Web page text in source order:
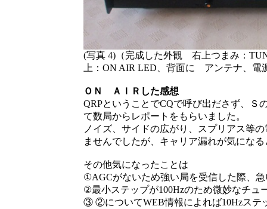
(写真 4)（完成した外観 右上つまみ：
上：ON AIR LED、背面に アンテナ、
ＯＮ ＡＩＲした感想
QRPということでCQで呼び出ださず、
て数局からレポートをもらいました。
ノイズ、サイドの広がり、スプリアス等
ませんでしたが、キャリア漏れが気にな
その他気になったことは
①AGCがないため強い局を受信した際、
②最小ステップが100Hzのため微妙なチュ
③ ②についてWEB情報によれば10Hzステ